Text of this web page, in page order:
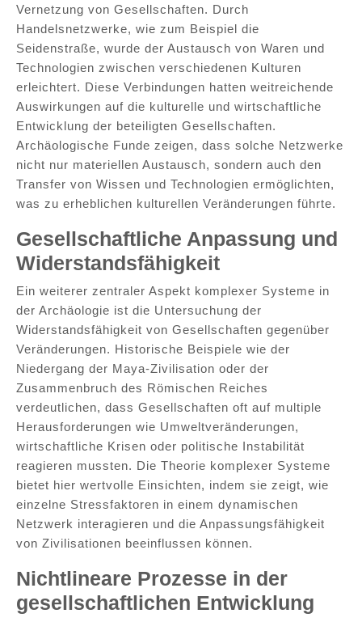
Vernetzung von Gesellschaften. Durch
Handelsnetzwerke, wie zum Beispiel die
Seidenstraße, wurde der Austausch von Waren und
Technologien zwischen verschiedenen Kulturen
erleichtert. Diese Verbindungen hatten weitreichende
Auswirkungen auf die kulturelle und wirtschaftliche
Entwicklung der beteiligten Gesellschaften.
Archäologische Funde zeigen, dass solche Netzwerke
nicht nur materiellen Austausch, sondern auch den
Transfer von Wissen und Technologien ermöglichten,
was zu erheblichen kulturellen Veränderungen führte.
Gesellschaftliche Anpassung und
Widerstandsfähigkeit
Ein weiterer zentraler Aspekt komplexer Systeme in
der Archäologie ist die Untersuchung der
Widerstandsfähigkeit von Gesellschaften gegenüber
Veränderungen. Historische Beispiele wie der
Niedergang der Maya-Zivilisation oder der
Zusammenbruch des Römischen Reiches
verdeutlichen, dass Gesellschaften oft auf multiple
Herausforderungen wie Umweltveränderungen,
wirtschaftliche Krisen oder politische Instabilität
reagieren mussten. Die Theorie komplexer Systeme
bietet hier wertvolle Einsichten, indem sie zeigt, wie
einzelne Stressfaktoren in einem dynamischen
Netzwerk interagieren und die Anpassungsfähigkeit
von Zivilisationen beeinflussen können.
Nichtlineare Prozesse in der
gesellschaftlichen Entwicklung